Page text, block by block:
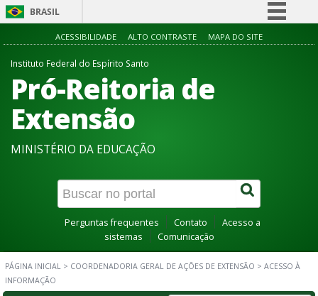
BRASIL
Simplifique!
Acesso à informação
ACESSIBILIDADE ALTO CONTRASTE MAPA DO SITE
Instituto Federal do Espírito Santo
Pró-Reitoria de
Extensão
MINISTÉRIO DA EDUCAÇÃO
Perguntas frequentes Contato
Acesso a
sistemas
Comunicação
PÁGINA INICIAL > COORDENADORIA GERAL DE AÇÕES DE EXTENSÃO > ACESSO À
INFORMAÇÃO